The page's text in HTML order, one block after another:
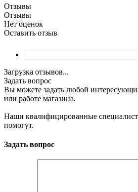
Отзывы
Отзывы
Нет оценок
Оставить отзыв
Загрузка отзывов...
Задать вопрос
Вы можете задать любой
или работе магазина.
Наши квалифицированные
помогут.
Задать вопрос